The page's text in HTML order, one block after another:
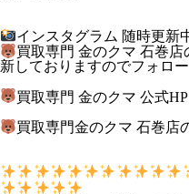
インスタグラム 随時更新
買取専門 金のクマ 石巻
新しておりますのでフォロ
買取専門 金のクマ 公式
買取専門金のクマ 石巻店